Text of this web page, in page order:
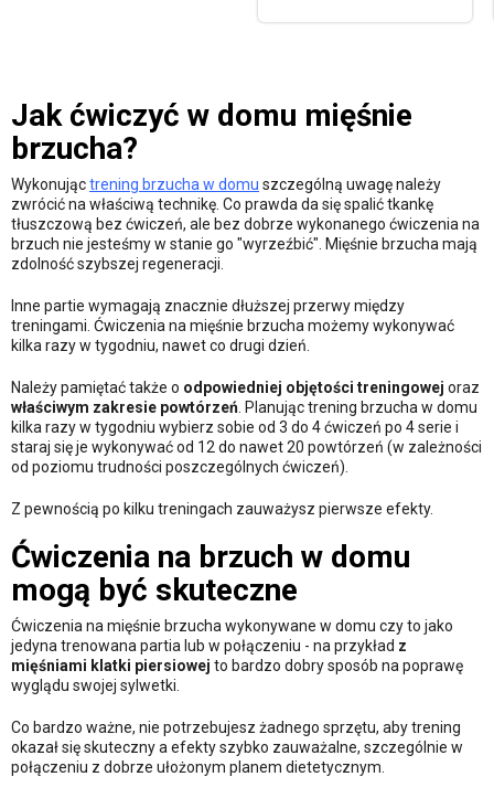
Jak ćwiczyć w domu mięśnie
brzucha?
Wykonująctrening brzucha w domu szczególną uwagę należy
zwrócić na właściwą technikę. Co prawda da się spalić tkankę
tłuszczową bez ćwiczeń, ale bez dobrze wykonanego ćwiczenia na
brzuch nie jesteśmy w stanie go "wyrzeźbić". Mięśnie brzucha mają
zdolność szybszej regeneracji.
Inne partie wymagają znacznie dłuższej przerwy między
treningami. Ćwiczenia na mięśnie brzucha możemy wykonywać
kilka razy w tygodniu, nawet co drugi dzień.
Należy pamiętać także o odpowiedniej objętości treningowej oraz
właściwym zakresie powtórzeń . Planując trening brzucha w domu
kilka razy w tygodniu wybierz sobie od 3 do 4 ćwiczeń po 4 serie i
staraj się je wykonywać od 12 do nawet 20 powtórzeń (w zależności
od poziomu trudności poszczególnych ćwiczeń).
Z pewnością po kilku treningach zauważysz pierwsze efekty.
Ćwiczenia na brzuch w domu
mogą być skuteczne
Ćwiczenia na mięśnie brzucha wykonywane w domu czy to jako
jedyna trenowana partia lub w połączeniu - na przykład z
mięśniami klatki piersiowej to bardzo dobry sposób na poprawę
wyglądu swojej sylwetki.
Co bardzo ważne, nie potrzebujesz żadnego sprzętu, aby trening
okazał się skuteczny a efekty szybko zauważalne, szczególnie w
połączeniu z dobrze ułożonym planem dietetycznym.